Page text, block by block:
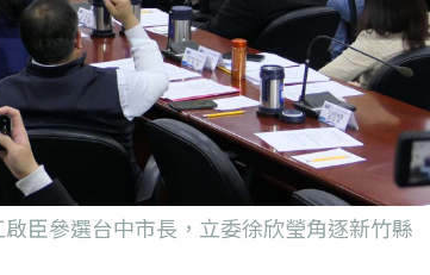
臣參選台中市長，立委徐欣瑩角逐新竹縣